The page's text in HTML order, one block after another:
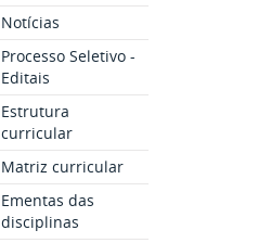
Notícias
Processo Seletivo -
Editais
Estrutura
curricular
Matriz curricular
Ementas das
disciplinas